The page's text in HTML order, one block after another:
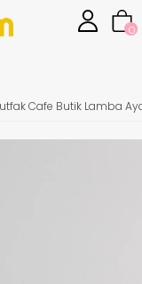
0
Cafe Butik Lamba